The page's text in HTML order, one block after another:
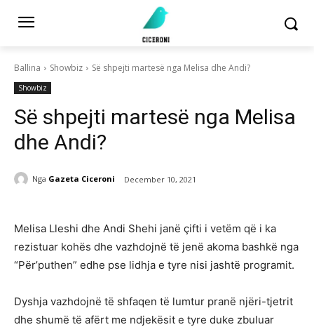
Ballina Showbiz Së shpejti martesë nga Melisa dhe Andi?
Showbiz
Së shpejti martesë nga Melisa
dhe Andi?
Nga Gazeta Ciceroni December 10, 2021
Melisa Lleshi dhe Andi Shehi janë çifti i vetëm që i ka
rezistuar kohës dhe vazhdojnë të jenë akoma bashkë nga
“Për’puthen” edhe pse lidhja e tyre nisi jashtë programit.
Dyshja vazhdojnë të shfaqen të lumtur pranë njëri-tjetrit
dhe shumë të afërt me ndjekësit e tyre duke zbuluar